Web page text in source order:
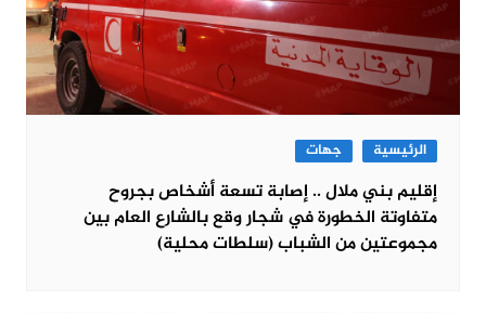
الرئيسية جهات
إقليم بني ملال .. إصابة تسعة أشخاص بجروح
متفاوتة الخطورة في شجار وقع بالشارع العام بين
مجموعتين من الشباب (سلطات محلية)